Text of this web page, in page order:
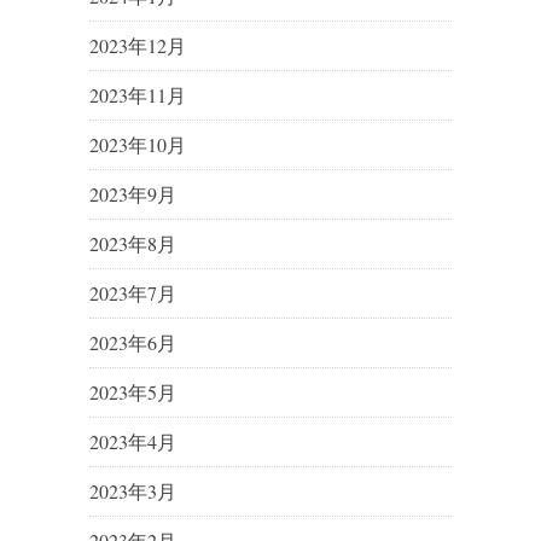
2023年12月
2023年11月
2023年10月
2023年9月
2023年8月
2023年7月
2023年6月
2023年5月
2023年4月
2023年3月